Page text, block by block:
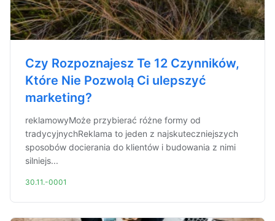
Czy Rozpoznajesz Te 12 Czynników,
Które Nie Pozwolą Ci ulepszyć
marketing?
reklamowyMoże przybierać różne formy od
tradycyjnychReklama to jeden z najskuteczniejszych
sposobów docierania do klientów i budowania z nimi
silniejs...
30.11.-0001